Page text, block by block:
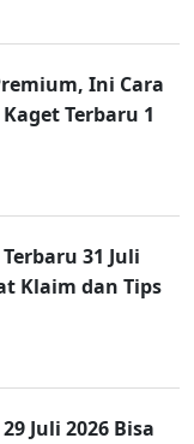
Ini Cara
Terbaru 1
31 Juli
Klaim dan Tips
Juli 2026 Bisa